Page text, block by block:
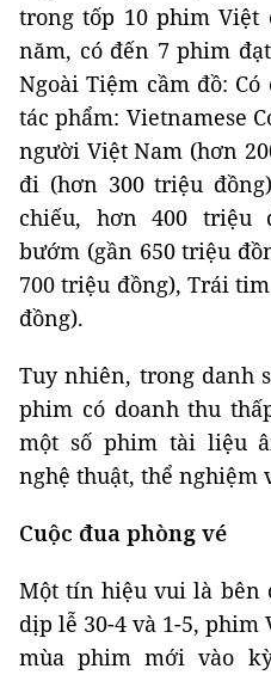
trong tốp 10 phim Việt
năm, có đến 7 phim
Ngoài Tiệm cầm đồ:
tác phẩm: Vietnamese
người Việt Nam (hơn
đi (hơn 300 triệu
chiếu, hơn 400 triệu
bướm (gần 650 triệu
700 triệu đồng), Trái
đồng).
Tuy nhiên, trong danh
phim có doanh thu
một số phim tài liệu
nghệ thuật, thể nghiệm
Cuộc đua phòng vé
Một tín hiệu vui là bên
dịp lễ 30-4 và 1-5,
mùa phim mới vào